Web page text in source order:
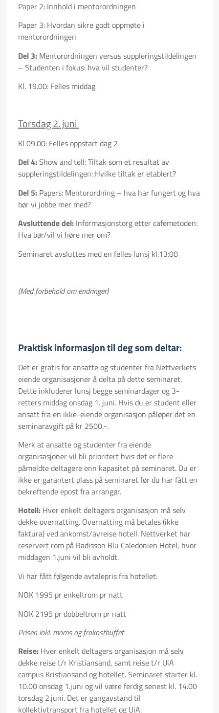
Paper 2: Innhold i mentorordningen
Paper 3: Hvordan sikre godt oppmøte i
mentorordningen
Del 3: Mentorordningen versus suppleringstildelingen
– Studenten i fokus: hva vil studenter?
Kl. 19.00: Felles middag
Torsdag 2. juni
Kl 09.00: Felles oppstart dag 2
Del 4:Show and tell: Tiltak som et resultat av
suppleringstildelingen: Hvilke tiltak er etablert?
Del 5: Papers: Mentorordning – hva har fungert og hva
bør vi jobbe mer med?
Avsluttende del: Informasjonstorg etter cafemetoden:
Hva bør/vil vi høre mer om?
Seminaret avsluttes med en felles lunsj kl.13:00
(Med forbehold om endringer)
Praktisk informasjon til deg som deltar:
Det er gratis for ansatte og studenter fra Nettverkets
eiende organisasjoner å delta på dette seminaret.
Dette inkluderer lunsj begge seminardager og 3-
retters middag onsdag 1. juni. Hvis du er student eller
ansatt fra en ikke-eiende organisasjon påløper det en
seminaravgift på kr 2500,-.
Merk at ansatte og studenter fra eiende
organisasjoner vil bli prioritert hvis det er flere
påmeldte deltagere enn kapasitet på seminaret. Du er
ikke er garantert plass på seminaretfør du har fåtten
bekreftende epost fra arrangør.
Hotell: Hver enkelt deltagers organisasjon må selv
dekke overnatting. Overnatting må betales (ikke
faktura) ved ankomst/avreise hotell. Nettverket har
reservert rom på Radisson Blu Caledonien Hotel, hvor
middagen 1.juni vil bli avholdt.
Vi har fått følgende avtalepris fra hotellet:
NOK 1995 pr enkeltrom pr natt
NOK 2195 pr dobbeltrom pr natt
Prisen inkl. moms og frokostbuffet
Reise: Hver enkelt deltagers organisasjon må selv
dekke reise t/r Kristiansand, samt reise t/r UiA
campus Kristiansand og hotellet. Seminaret starter kl.
10.00 onsdag 1.juni og vil være ferdig senest kl. 14.00
torsdag 2.juni. Det er gangavstand til
kollektivtransport fra hotellet og UiA.